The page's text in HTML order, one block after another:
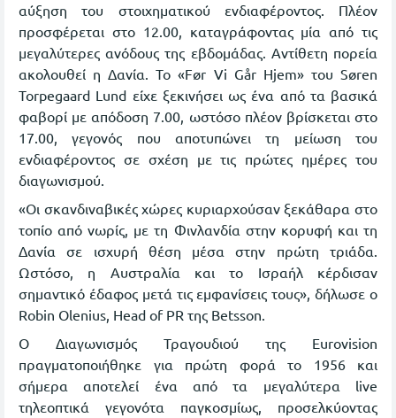
αύξηση του στοιχηματικού ενδιαφέροντος. Πλέον
προσφέρεται στο 12.00, καταγράφοντας μία από τις
μεγαλύτερες ανόδους της εβδομάδας. Αντίθετη πορεία
ακολουθεί η Δανία. Το «Før Vi Går Hjem» του Søren
Torpegaard Lund είχε ξεκινήσει ως ένα από τα βασικά
φαβορί με απόδοση 7.00, ωστόσο πλέον βρίσκεται στο
17.00, γεγονός που αποτυπώνει τη μείωση του
ενδιαφέροντος σε σχέση με τις πρώτες ημέρες του
διαγωνισμού.
«Οι σκανδιναβικές χώρες κυριαρχούσαν ξεκάθαρα στο
τοπίο από νωρίς, με τη Φινλανδία στην κορυφή και τη
Δανία σε ισχυρή θέση μέσα στην πρώτη τριάδα.
Ωστόσο, η Αυστραλία και το Ισραήλ κέρδισαν
σημαντικό έδαφος μετά τις εμφανίσεις τους», δήλωσε ο
Robin Olenius, Head of PR της Betsson.
Ο Διαγωνισμός Τραγουδιού της Eurovision
πραγματοποιήθηκε για πρώτη φορά το 1956 και
σήμερα αποτελεί ένα από τα μεγαλύτερα live
τηλεοπτικά γεγονότα παγκοσμίως, προσελκύοντας